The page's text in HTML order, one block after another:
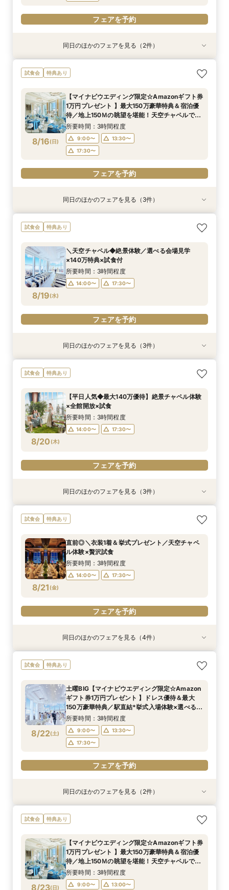
フェアを予約
特典あり
8/15(土)
【ドレス1着プレゼント】地上150mチャペルで叶
う憧れ花嫁体験
9:00〜
13:30〜
17:30〜
フェアを予約
特典あり
8/15(土)
【2名～少人数婚】大阪駅直結◆地上150mの絶
景×美食で叶える上質プライベートウエディング
9:00〜
13:30〜
17:30〜
フェアを予約
同日のほかのフェアを見る（2件）
試食会 特典あり
8/16(日)
【マイナビウエディング限定☆Amazonギフト券
1万円プレゼント 】最大150万豪華特典＆宿泊優
待／地上150Ｍの眺望を堪能！天空チャペルで感
動挙式&上質貸切体験*BIGフェア
所要時間：3時間程度
9:00〜
13:30〜
17:30〜
フェアを予約
特典あり
8/16(日)
【料理重視*必見】料理ランクUP優待*140万特
典×天空チャペル
9:00〜
13:30〜
17:30〜
特典あり
8/16(日)
【2名～少人数婚】大阪駅直結*貸切空間で叶え
る洗練W
9:00〜
13:30〜
17:30〜
特典あり
8/16(日)
【ドレス1着プレゼント】地上150mチャペルで叶
う憧れ花嫁体験
9:00〜
13:30〜
17:30〜
同日のほかのフェアを見る（3件）
試食会 特典あり
8/19(水)
＼天空チャペル◆絶景体験／選べる会場見学
×140万特典×試食付
所要時間：3時間程度
14:00〜 17:30〜
フェアを予約
特典あり
8/19(水)
当日予約OK！絶景*天空チャペル&上質空間体験
*模擬挙式×安心相談会×人気ドレス特典×豪華試
所要時間：3時間程度
特典あり
8/19(水)
【平日夜限定】地上150m絶景ナイトウェディン
グ×クイック相談会
17:30〜
特典あり
8/19(水)
当日◎【2名～OK！少人数婚】大阪駅直結*絶景
チャペル×相談会
14:00〜
同日のほかのフェアを見る（3件）
試食会 特典あり
8/20 (木)
【平日人気◆最大140万優待】絶景チャペル体験
×全館開放×試食
所要時間：3時間程度
14:00〜 17:30〜
フェアを予約
特典あり
8/20(木)
当日◎【2名～OK！少人数婚】大阪駅直結*絶景
チャペル×相談会
14:00〜 17:30〜
特典あり
8/20(木)
当日予約OK！絶景*天空チャペル&上質空間体験
*模擬挙式×安心相談会×人気ドレス特典×豪華試
所要時間：3時間程度
特典あり
8/20(木)
【平日夜限定】地上150m絶景ナイトウェディン
グ×クイック相談会
17:30〜
同日のほかのフェアを見る（3件）
試食会 特典あり
8/21 (金)
直前◎＼衣装1着＆挙式プレゼント／天空チャペ
ル体験×贅沢試食
所要時間：3時間程度
14:00〜 17:30〜
フェアを予約
特典あり
8/21(金)
当日◎【2名～OK！少人数婚】大阪駅直結*絶景
チャペル×相談会
14:00〜 17:30〜
フェアを予約
特典あり
8/21(金)
【平日人気◆最大140万優待】絶景チャペル×全
館開放×絶品試食
14:00〜 17:30〜
フェアを予約
特典あり
8/21(金)
当日予約OK！絶景*天空チャペル&上質空間体験
*模擬挙式×安心相談会×人気ドレス特典×豪華試
所要時間：3時間程度
10:00〜
フェアを予約
特典あり
8/21(金)
【平日夜限定】地上150m絶景ナイトウェディン
グ×クイック相談会
17:30〜
フェアを予約
同日のほかのフェアを見る（4件）
試食会 特典あり
8/22(土)
土曜BIG【マイナビウエディング限定☆Amazon
ギフト券1万円プレゼント 】ドレス優待＆最大
150万豪華特典／駅直結*挙式入場体験×選べる2
つの会場見学
所要時間：3時間程度
9:00〜
13:30〜
17:30〜
フェアを予約
特典あり
8/22(土)
【ドレス1着プレゼント】地上150mチャペルで叶
う憧れ花嫁体験
9:00〜
13:30〜
17:30〜
フェアを予約
特典あり
8/22(土)
【2名～少人数婚】大阪駅直結◆地上150mの絶
景×美食で叶える上質プライベートウエディング
9:00〜
13:30〜
17:30〜
フェアを予約
同日のほかのフェアを見る（2件）
試食会 特典あり
8/23(日)
【マイナビウエディング限定☆Amazonギフト券
1万円プレゼント 】最大150万豪華特典＆宿泊優
待／地上150Ｍの眺望を堪能！天空チャペルで感
動挙式&上質貸切体験*BIGフェア
所要時間：3時間程度
9:00〜 13:00〜